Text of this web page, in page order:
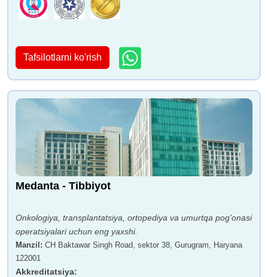
Tafsilotlarni ko'rish
Medanta - Tibbiyot
Onkologiya, transplantatsiya, ortopediya va umurtqa pog'onasi
operatsiyalari uchun eng yaxshi.
Manzil : CH Baktawar Singh Road, sektor 38, Gurugram, Haryana
122001
Akkreditatsiya: